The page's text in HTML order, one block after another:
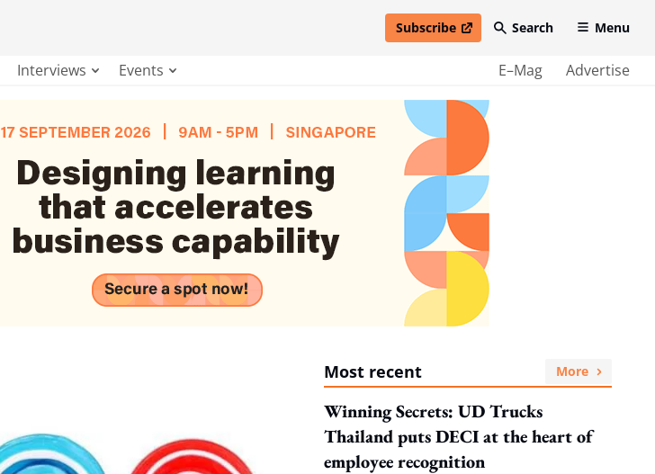
Subscribe
open in new windowSearch Menu
Interviews Events E–Mag Advertise
Most recent More
Winning Secrets: UD Trucks
Thailand puts DECI at the heart of
employee recognition